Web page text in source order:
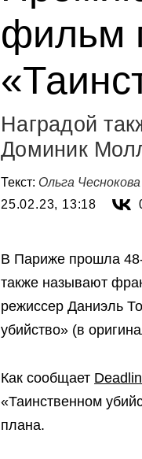
фильм
Наградой
Доминик
Текст: Ольга Чеснокова
25.02.23, 13:18
В Париже прошла
также называют
режиссер Даниэль
убийство» (в
Как сообщает
«Таинственном
плана.